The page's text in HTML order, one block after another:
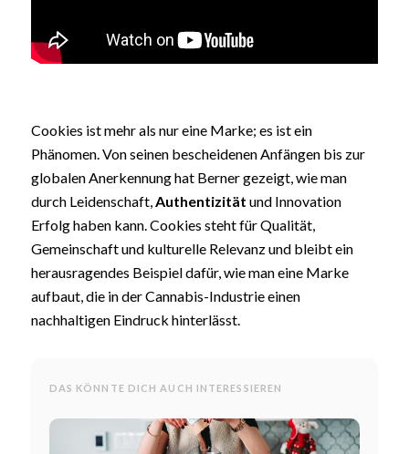
Cookies ist mehr als nur eine Marke; es ist ein
Phänomen. Von seinen bescheidenen Anfängen bis zur
globalen Anerkennung hat Berner gezeigt, wie man
durch Leidenschaft,Authentizität und Innovation
Erfolg haben kann. Cookies steht für Qualität,
Gemeinschaft und kulturelle Relevanz und bleibt ein
herausragendes Beispiel dafür, wie man eine Marke
aufbaut, die in der Cannabis-Industrie einen
nachhaltigen Eindruck hinterlässt.
DAS KÖNNTE DICH AUCH INTERESSIEREN